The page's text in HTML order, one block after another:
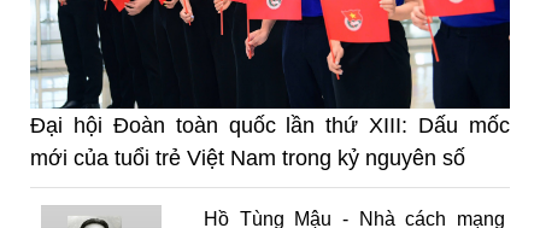
Đại hội Đoàn toàn quốc lần thứ XIII: Dấu mốc
mới của tuổi trẻ Việt Nam trong kỷ nguyên số
Hồ Tùng Mậu - Nhà cách mạng